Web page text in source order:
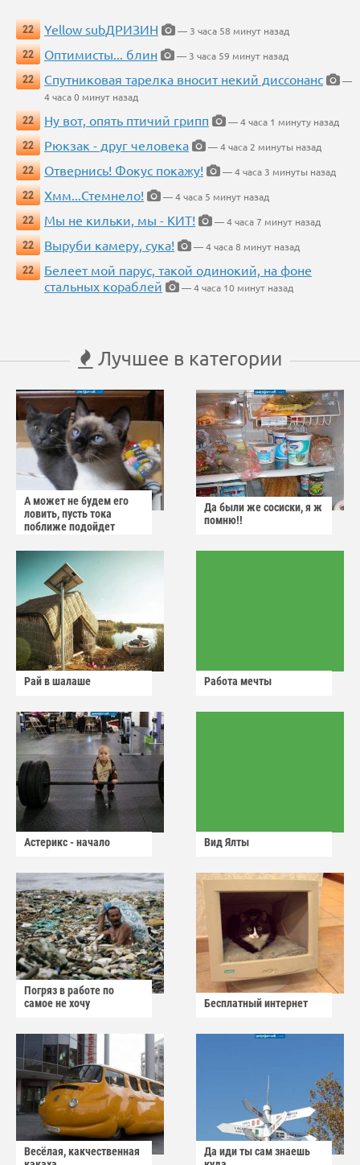
22 Yellow subДРИЗИН
— 3 часа 58 минут назад
22
Оптимисты... блин
— 3 часа 59 минут назад
22
Спутниковая тарелка вносит некий диссонанс
—
4 часа 0 минут назад
22
Ну вот, опять птичий грипп
— 4 часа 1 минуту назад
22
Рюкзак - друг человека
— 4 часа 2 минуты назад
22
Отвернись! Фокус покажу!
— 4 часа 3 минуты назад
22
Хмм...Стемнело!
— 4 часа 5 минут назад
22
Мы не кильки, мы - КИТ!
— 4 часа 7 минут назад
22
Выруби камеру, сука!
— 4 часа 8 минут назад
22
Белеет мой парус, такой одинокий, на фоне
стальных кораблей
— 4 часа 10 минут назад
Лучшее в категории
А может не будем его
ловить, пусть тока
поближе подойдет
Да были же сосиски, я ж
помню!!
Рай в шалаше Работа мечты
Астерикс - начало Вид Ялты
Погряз в работе по
самое не хочу
Бесплатный интернет
Весёлая, какчественная
Да иди ты сам знаешь